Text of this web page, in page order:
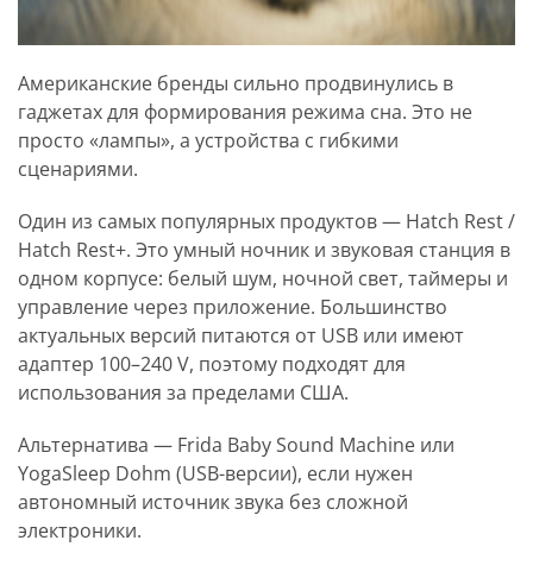
Американские бренды сильно продвинулись в
гаджетах для формирования режима сна. Это не
просто «лампы», а устройства с гибкими
сценариями.
Один из самых популярных продуктов — Hatch Rest /
Hatch Rest+. Это умный ночник и звуковая станция в
одном корпусе: белый шум, ночной свет, таймеры и
управление через приложение. Большинство
актуальных версий питаются от USB или имеют
адаптер 100–240 V, поэтому подходят для
использования за пределами США.
Альтернатива — Frida Baby Sound Machine или
YogaSleep Dohm (USB-версии), если нужен
автономный источник звука без сложной
электроники.